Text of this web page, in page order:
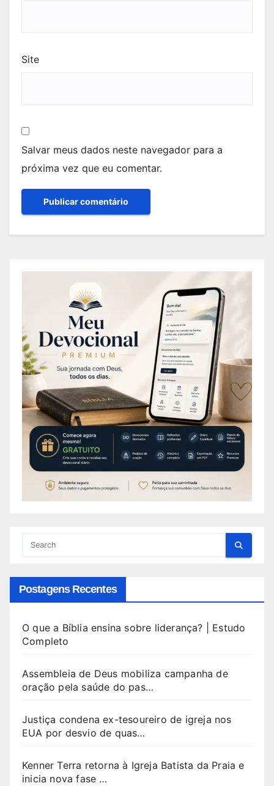
Site
Salvar meus dados neste navegador para a
próxima vez que eu comentar.
Postagens Recentes
O que a Bíblia ensina sobre liderança? | Estudo
Completo
Assembleia de Deus mobiliza campanha de
oração pela saúde do pas…
Justiça condena ex-tesoureiro de igreja nos
EUA por desvio de quas…
Kenner Terra retorna à Igreja Batista da Praia e
inicia nova fase …